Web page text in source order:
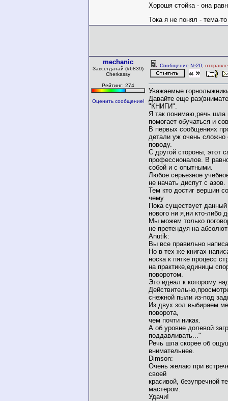
Хорошя стойка - она
Тока я не понял - тема-
mechanic
Завсегдатай (#6839)
Cherkassy
Рейтинг: 274
Оценить сообщение!
Сообщение №20 ,
Уважаемые
Давайте еще
"КНИГИ".
Я так понимаю,речь шла
помогает обучаться и
В первых сообщениях
детали уж очень сложно
поводу.
С другой стороны, этот
профессионалов. В
собой и с опытными.
Любое серьезное
не начать диспут с азов.
Тем кто достиг вершин
чему.
Пока существует
нового ни я,ни кто-либо
Мы можем только
не претендуя на
Anutik:
Вы все правильно
Но в тех же книгах
носка к пятке процесс
на практике,единицы
поворотом.
Это идеал к которому
снежной пыли из-под
Из двух зол выбираем
поворота,
чем почти никак.
А об уровне долевой
поддавливать..."
Речь шла скорее об
внимательнее.
Dimson:
Очень желаю при
своей
красивой, безупречной
мастером.
Удачи!